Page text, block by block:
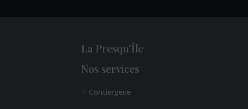
La Presqu'Île
Nos services
Conciergerie